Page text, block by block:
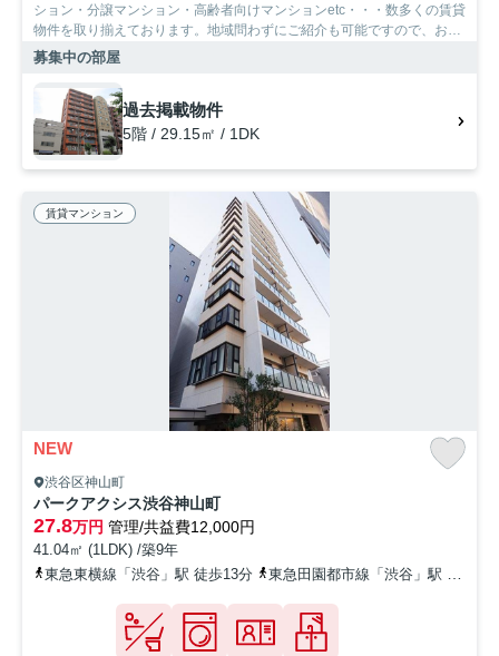
ション・分譲マンション・高齢者向けマンションetc・・・数多くの賃貸
物件を取り揃えております。地域問わずにご紹介も可能ですので、お気
軽にご相談下さいませ。
募集中の部屋
過去掲載物件
5階 / 29.15㎡ / 1DK
賃貸マンション
NEW
渋谷区神山町
パークアクシス渋谷神山町
27.8万円 管理/共益費12,000円
41.04㎡ (1LDK) /築9年
東急東横線「渋谷」駅 徒歩13分
東急田園都市線「渋谷」駅 徒歩13分